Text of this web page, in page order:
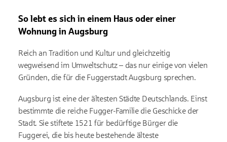
So lebt es sich in einem Haus oder einer
Wohnung in Augsburg
Reich an Tradition und Kultur und gleichzeitig
wegweisend im Umweltschutz – das nur einige von vielen
Gründen, die für die Fuggerstadt Augsburg sprechen.
Augsburg ist eine der ältesten Städte Deutschlands. Einst
bestimmte die reiche Fugger-Familie die Geschicke der
Stadt. Sie stiftete 1521 für bedürftige Bürger die
Fuggerei, die bis heute bestehende älteste